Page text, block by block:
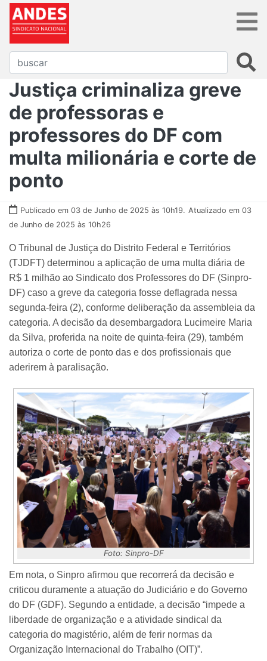
Justiça criminaliza greve
de professoras e
professores do DF com
multa milionária e corte de
ponto
Publicado em 03 de Junho de 2025 às 10h19. Atualizado em 03
de Junho de 2025 às 10h26
O Tribunal de Justiça do Distrito Federal e Territórios
(TJDFT) determinou a aplicação de uma multa diária de
R$ 1 milhão ao Sindicato dos Professores do DF (Sinpro-
DF) caso a greve da categoria fosse deflagrada nessa
segunda-feira (2), conforme deliberação da assembleia da
categoria. A decisão da desembargadora Lucimeire Maria
da Silva, proferida na noite de quinta-feira (29), também
autoriza o corte de ponto das e dos profissionais que
aderirem à paralisação.
Foto: Sinpro-DF
Em nota, o Sinpro afirmou que recorrerá da decisão e
criticou duramente a atuação do Judiciário e do Governo
do DF (GDF). Segundo a entidade, a decisão “impede a
liberdade de organização e a atividade sindical da
categoria do magistério, além de ferir normas da
Organização Internacional do Trabalho (OIT)”.